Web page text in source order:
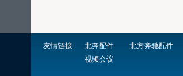
友情链接 北奔配件 北方奔驰配件
视频会议